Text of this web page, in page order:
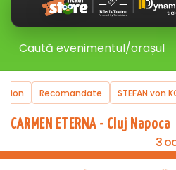
Recomandate STEFAN von
CARMEN ETERNA - Cluj Napoca
3